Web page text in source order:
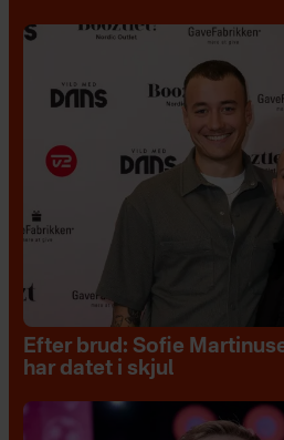
Efter brud: Sofie
har datet i skjul